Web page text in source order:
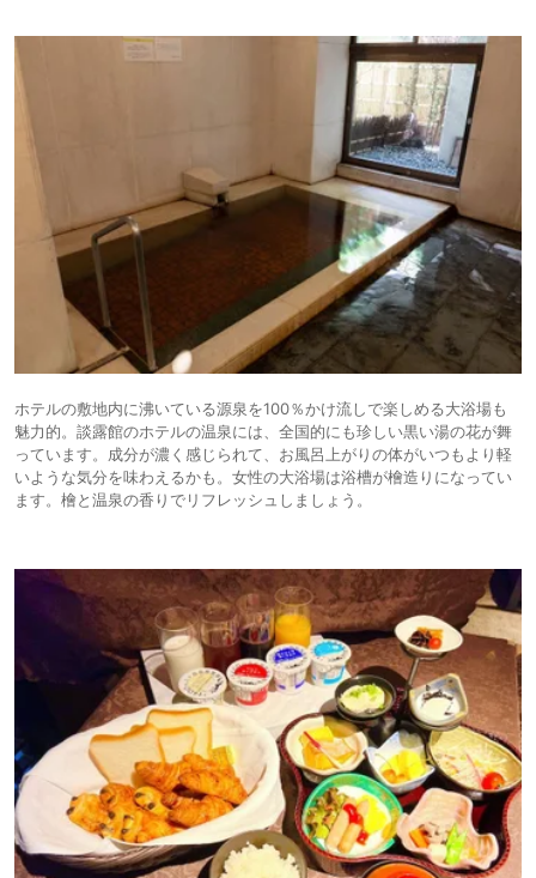
ホテルの敷地内に沸いている源泉を100％かけ流しで楽しめる大浴場も
魅力的。談露館のホテルの温泉には、全国的にも珍しい黒い湯の花が舞
っています。成分が濃く感じられて、お風呂上がりの体がいつもより軽
いような気分を味わえるかも。女性の大浴場は浴槽が檜造りになってい
ます。檜と温泉の香りでリフレッシュしましょう。